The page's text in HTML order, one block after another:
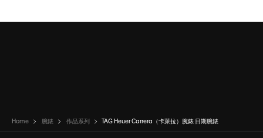
Home 腕錶 作品系列 TAG Heuer Carrera（卡萊拉）腕錶 日期腕錶